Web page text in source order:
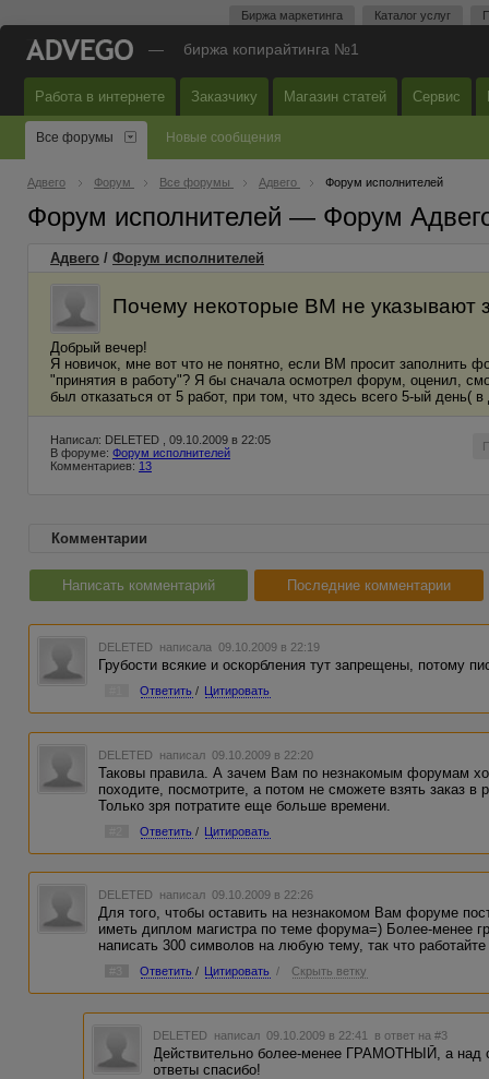
Биржа маркетинга Каталог услуг
— биржа копирайтинга №1
Работа в интернете Заказчику Магазин статей Сервис
Все форумы Новые сообщения
Адвего Форум Все форумы Адвего Форум исполнителей
Форум исполнителей — Форум
Адвего / Форум исполнителей
Почему некоторые ВМ не указывают
Добрый вечер!
Я новичок, мне вот что не понятно, если ВМ просит заполнить
"принятия в работу"? Я бы сначала осмотрел форум, оценил,
был отказаться от 5 работ, при том, что здесь всего 5-ый день(
Написал: DELETED , 09.10.2009 в 22:05
В форуме: Форум исполнителей
Комментариев: 13
Комментарии
Написать комментарий Последние комментарии
DELETED написала 09.10.2009 в 22:19
Грубости всякие и оскорбления тут запрещены, потому
Ответить / Цитировать
DELETED написал 09.10.2009 в 22:20
Таковы правила. А зачем Вам по незнакомым форумам
походите, посмотрите, а потом не сможете взять заказ в
Только зря потратите еще больше времени.
Ответить / Цитировать
DELETED написал 09.10.2009 в 22:26
Для того, чтобы оставить на незнакомом Вам форуме
иметь диплом магистра по теме форума=) Более-менее
написать 300 символов на любую тему, так что
Ответить / Цитировать / Скрыть ветку
DELETED написал 09.10.2009 в 22:41 в ответ на #3
Действительно более-менее ГРАМОТНЫЙ, а над
ответы спасибо!